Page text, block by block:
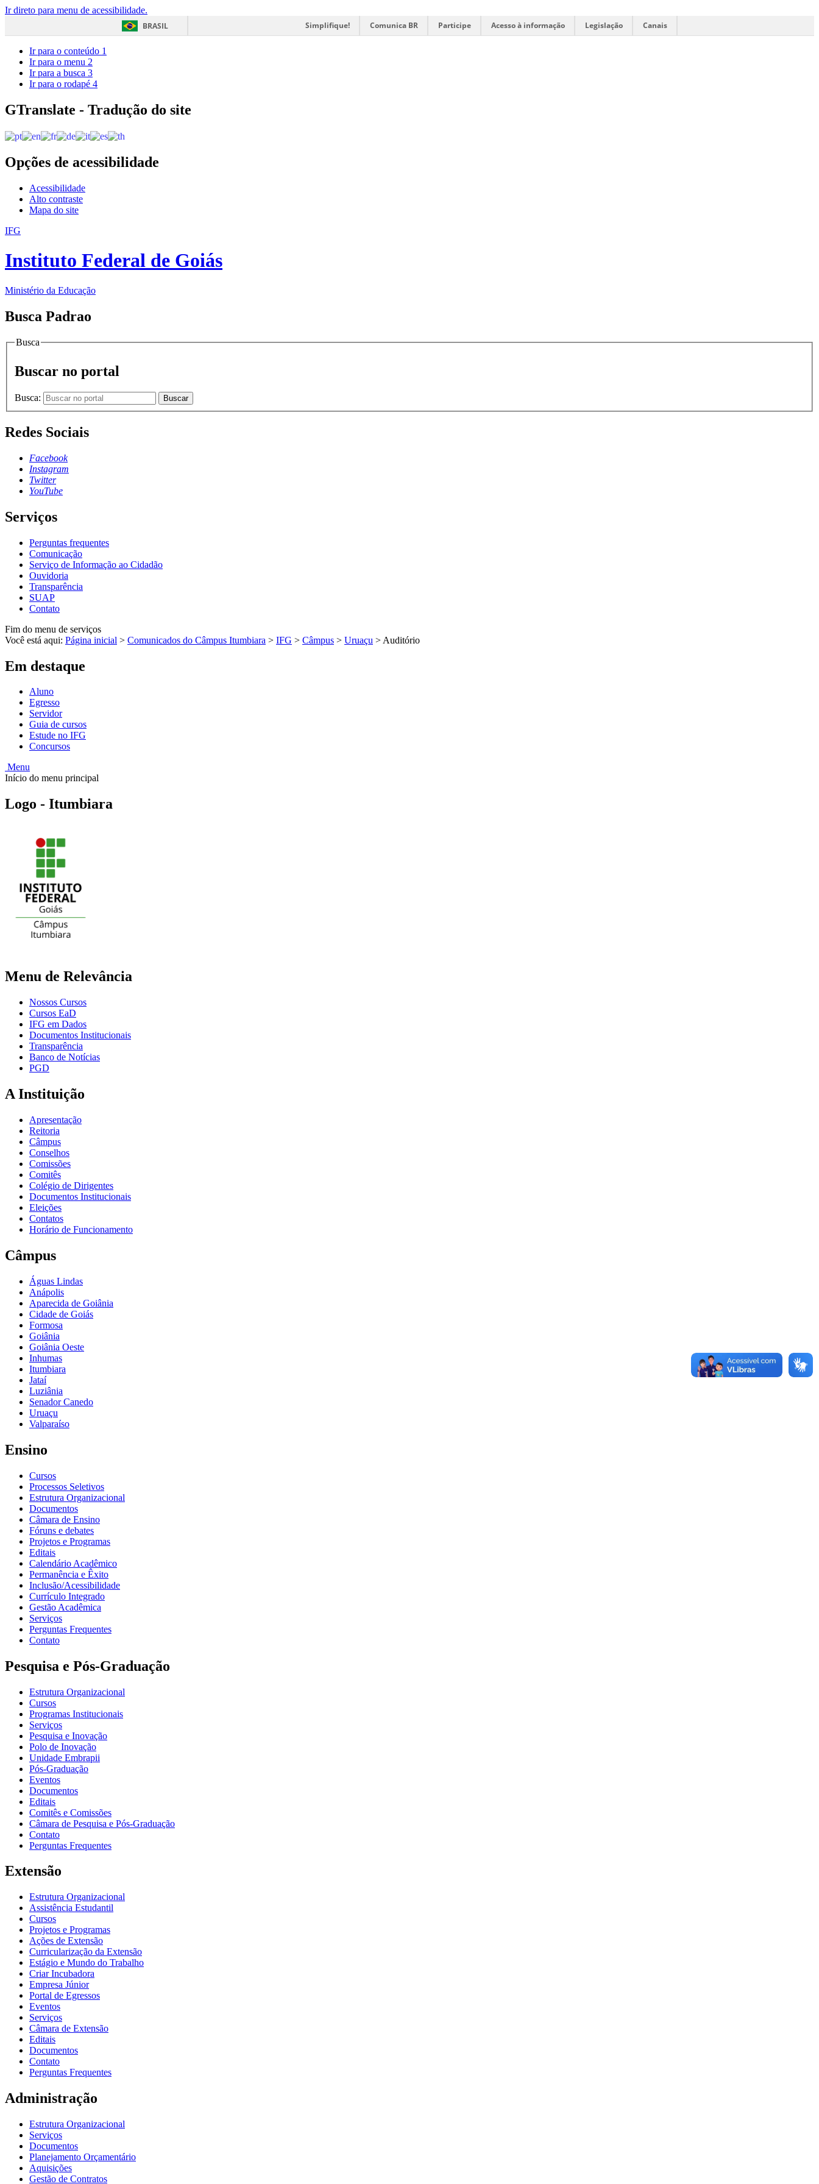
Ir direto para menu de acessibilidade.
BRASIL
Simplifique! Comunica BR Participe Acesso à informação Legislação Canais
Ir para o conteúdo 1
Ir para o menu 2
Ir para a busca 3
Ir para o rodapé 4
GTranslate - Tradução do site
Opções de acessibilidade
Acessibilidade
Alto contraste
Mapa do site
IFG
Instituto Federal de Goiás
Ministério da Educação
Busca Padrao
Busca
Buscar no portal
Busca: Buscar
Redes Sociais
Facebook
Instagram
Twitter
YouTube
Serviços
Perguntas frequentes
Comunicação
Serviço de Informação ao Cidadão
Ouvidoria
Transparência
SUAP
Contato
Fim do menu de serviços
Você está aqui: Página inicial > Comunicados do Câmpus Itumbiara > IFG > Câmpus > Uruaçu > Auditório
Em destaque
Aluno
Egresso
Servidor
Guia de cursos
Estude no IFG
Concursos
Menu
Início do menu principal
Logo - Itumbiara
Menu de Relevância
Nossos Cursos
Cursos EaD
IFG em Dados
Documentos Institucionais
Transparência
Banco de Notícias
PGD
A Instituição
Apresentação
Reitoria
Câmpus
Conselhos
Comissões
Comitês
Colégio de Dirigentes
Documentos Institucionais
Eleições
Contatos
Horário de Funcionamento
Câmpus
Águas Lindas
Anápolis
Aparecida de Goiânia
Cidade de Goiás
Formosa
Goiânia
Goiânia Oeste
Inhumas
Itumbiara
Jataí
Luziânia
Senador Canedo
Uruaçu
Valparaíso
Ensino
Cursos
Processos Seletivos
Estrutura Organizacional
Documentos
Câmara de Ensino
Fóruns e debates
Projetos e Programas
Editais
Calendário Acadêmico
Permanência e Êxito
Inclusão/Acessibilidade
Currículo Integrado
Gestão Acadêmica
Serviços
Perguntas Frequentes
Contato
Pesquisa e Pós-Graduação
Estrutura Organizacional
Cursos
Programas Institucionais
Serviços
Pesquisa e Inovação
Polo de Inovação
Unidade Embrapii
Pós-Graduação
Eventos
Documentos
Editais
Comitês e Comissões
Câmara de Pesquisa e Pós-Graduação
Contato
Perguntas Frequentes
Extensão
Estrutura Organizacional
Assistência Estudantil
Cursos
Projetos e Programas
Ações de Extensão
Curricularização da Extensão
Estágio e Mundo do Trabalho
Criar Incubadora
Empresa Júnior
Portal de Egressos
Eventos
Serviços
Câmara de Extensão
Editais
Documentos
Contato
Perguntas Frequentes
Administração
Estrutura Organizacional
Serviços
Documentos
Planejamento Orçamentário
Aquisições
Gestão de Contratos